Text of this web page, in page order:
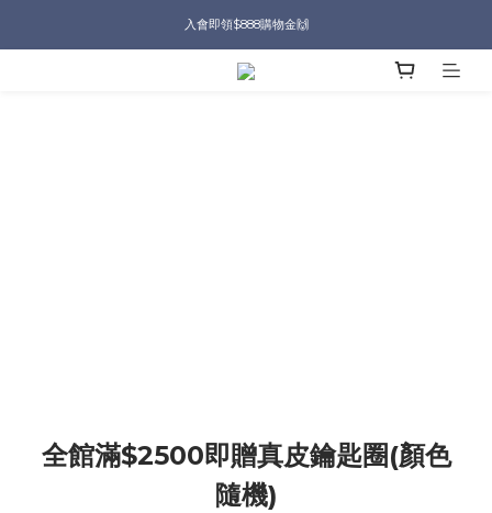
入會即領$888購物金🙌
入會即領$888購物金🙌
送爸好禮🎁$1588起
全館滿$2500即贈真皮鑰匙圈(顏色
隨機)